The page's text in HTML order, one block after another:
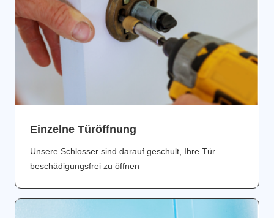
Einzelne Türöffnung
Unsere Schlosser sind darauf geschult, Ihre Tür
beschädigungsfrei zu öffnen